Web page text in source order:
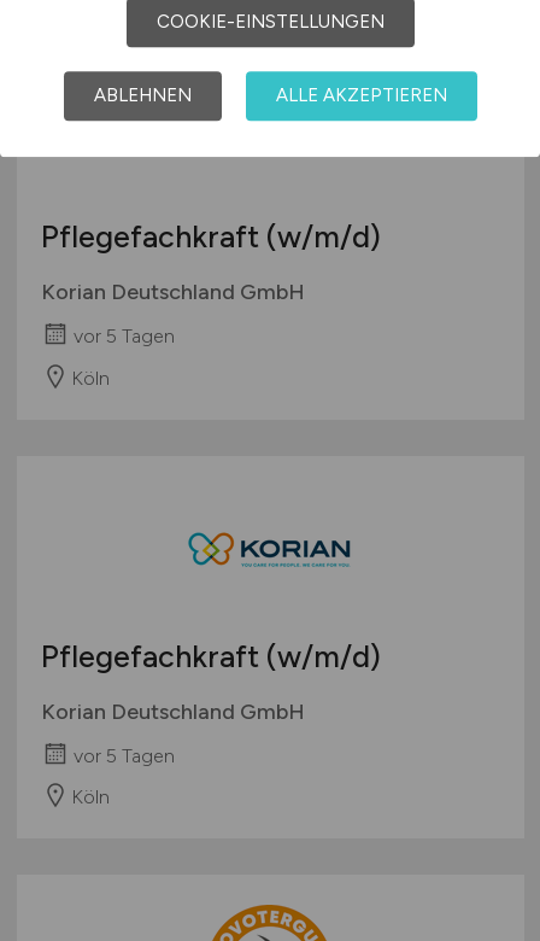
Pflegefachkraft (w/m/d)
Korian Deutschland GmbH
vor 5 Tagen
Köln
Pflegefachkraft (w/m/d)
Korian Deutschland GmbH
vor 5 Tagen
Köln
COOKIE-EINSTELLUNGEN
ABLEHNEN ALLE AKZEPTIEREN